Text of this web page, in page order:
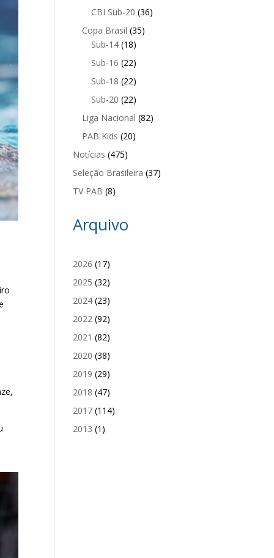
CBI Sub-20 (36)
Copa Brasil (35)
Sub-14 (18)
Sub-16 (22)
Sub-18 (22)
Sub-20 (22)
Liga Nacional (82)
PAB Kids (20)
Notícias (475)
Seleção Brasileira (37)
TV PAB (8)
Arquivo
2026 (17)
2025 (32)
2024 (23)
2022 (92)
2021 (82)
2020 (38)
2019 (29)
2018 (47)
2017 (114)
2013 (1)